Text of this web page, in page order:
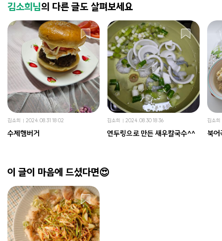
김소희님의 다른 글도 살펴보세요
김소희 2024.08.31 18:02
수제햄버거
김소희 2024.08.30 18:36
연두링으로 만든 새우칼국수^^
김소희
북어
이 글이 마음에 드셨다면😍